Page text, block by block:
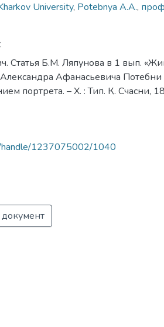
University, Potebnya A.A.,
Статья Б.М. Ляпунова в 1 вып.
Афанасьевича Потебни
портрета. – Х. : Тип. К. Счасни,
handle/1237075002/1040